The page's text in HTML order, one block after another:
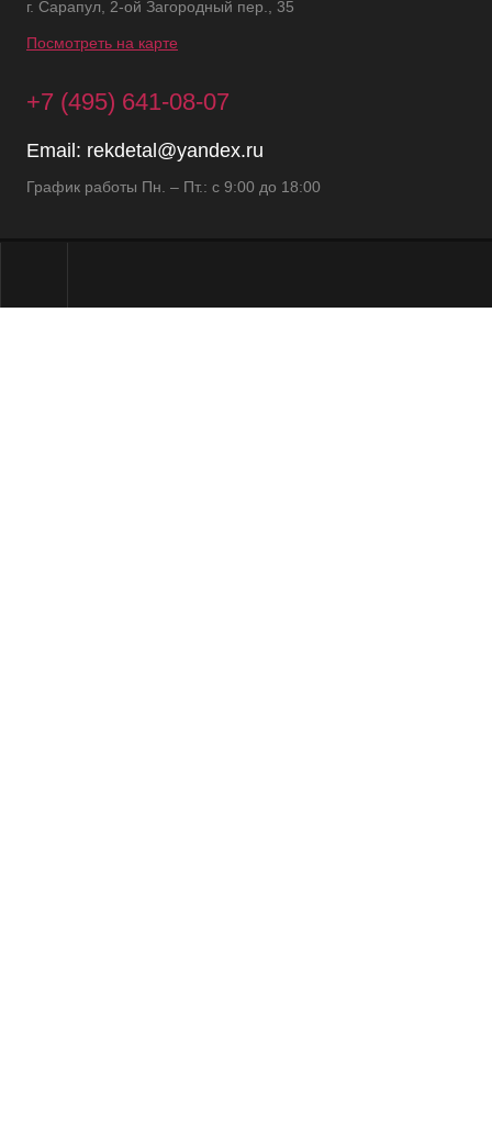
г. Сарапул, 2-ой Загородный пер., 35
Посмотреть на карте
+7 (495) 641-08-07
Email: rekdetal@yandex.ru
График работы Пн. – Пт.: с 9:00 до 18:00